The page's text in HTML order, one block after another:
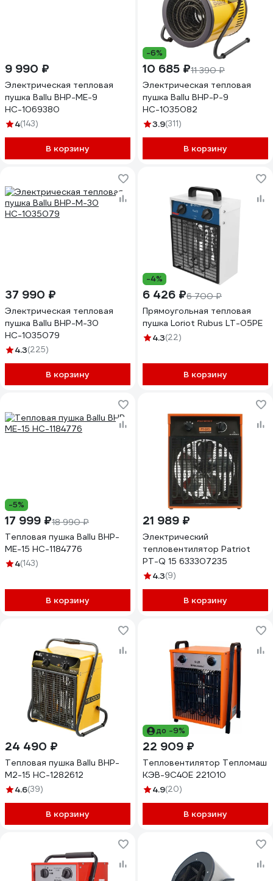
9 990 ₽
Электрическая тепловая
пушка Ballu BHP-ME-9
НС-1069380
4(143)
В корзину
-6%
10 685 ₽11 390 ₽
Электрическая тепловая
пушка Ballu BHP-P-9
НС-1035082
3.9(311)
В корзину
37 990 ₽
Электрическая тепловая
пушка Ballu BHP-M-30
НС-1035079
4.3(225)
В корзину
-4%
6 426 ₽6 700 ₽
Прямоугольная тепловая
пушка Loriot Rubus LT-05PE
4.3(22)
В корзину
-5%
17 999 ₽18 990 ₽
Тепловая пушка Ballu BHP-
ME-15 НС-1184776
4(143)
В корзину
21 989 ₽
Электрический
тепловентилятор Patriot
PT-Q 15 633307235
4.3(9)
В корзину
24 490 ₽
Тепловая пушка Ballu BHP-
M2-15 НС-1282612
4.6(39)
В корзину
до -9%
22 909 ₽
Тепловентилятор Тепломаш
КЭВ-9С40Е 221010
4.9(20)
В корзину